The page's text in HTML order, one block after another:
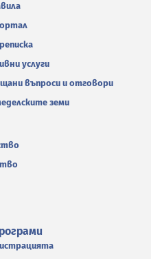
услуги
въпроси и отговори
земи